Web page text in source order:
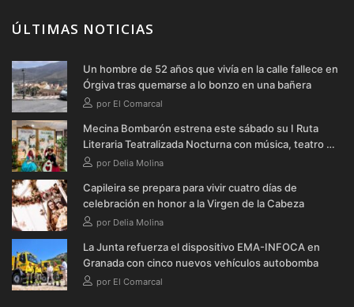
ÚLTIMAS NOTICIAS
Un hombre de 52 años que vivía en la calle fallece en
Órgiva tras quemarse a lo bonzo en una bañera
por El Comarcal
Mecina Bombarón estrena este sábado su I Ruta
Literaria Teatralizada Nocturna con música, teatro y
verbena
por Delia Molina
Capileira se prepara para vivir cuatro días de
celebración en honor a la Virgen de la Cabeza
por Delia Molina
La Junta refuerza el dispositivo EMA-INFOCA en
Granada con cinco nuevos vehículos autobomba
por El Comarcal